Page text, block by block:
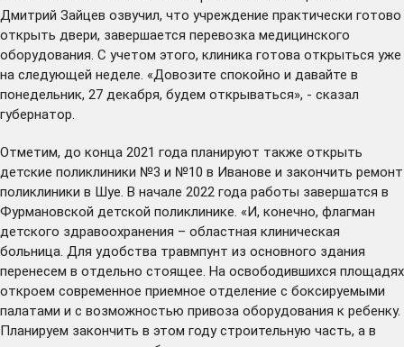
Дмитрий Зайцев озвучил, что учреждение практически готово
открыть двери, завершается перевозка медицинского
оборудования. С учетом этого, клиника готова открыться уже
на следующей неделе. «Довозите спокойно и давайте в
понедельник, 27 декабря, будем открываться», - сказал
губернатор.
Отметим, до конца 2021 года планируют также открыть
детские поликлиники №3 и №10 в Иванове и закончить ремонт
поликлиники в Шуе. В начале 2022 года работы завершатся в
Фурмановской детской поликлинике. «И, конечно, флагман
детского здравоохранения – областная клиническая
больница. Для удобства травмпунт из основного здания
перенесем в отдельно стоящее. На освободившихся площадях
откроем современное приемное отделение с боксируемыми
палатами и с возможностью привоза оборудования к ребенку.
Планируем закончить в этом году строительную часть, а в